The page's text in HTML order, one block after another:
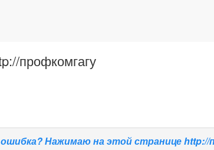
профкомгагу
Нажимаю на этой странице http://